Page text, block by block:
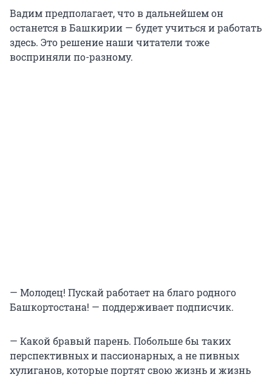
Вадим предполагает, что в дальнейшем он
останется в Башкирии — будет учиться и работать
здесь. Это решение наши читатели тоже
восприняли по-разному.
— Молодец! Пускай работает на благо родного
Башкортостана! — поддерживает подписчик.
— Какой бравый парень. Побольше бы таких
перспективных и пассионарных, а не пивных
хулиганов, которые портят свою жизнь и жизнь